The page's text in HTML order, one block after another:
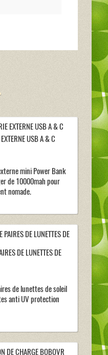
USB A & C
mini Power Bank
de 10000mah pour
nomade.
DE LUNETTES DE
de lunettes de soleil
anti UV protection